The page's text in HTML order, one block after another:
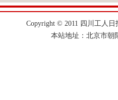
Copyright © 2011 四川工人
本站地址：北京市